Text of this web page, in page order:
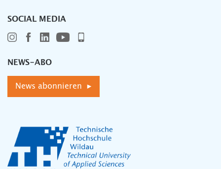
SOCIAL MEDIA
NEWS-ABO
News abonnieren ▸